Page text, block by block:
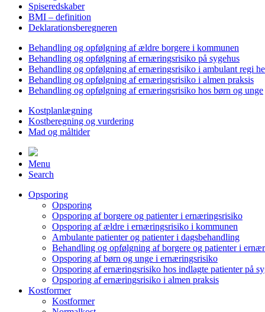
Spiseredskaber
BMI – definition
Deklarationsberegneren
Behandling og opfølgning af ældre borgere i kommunen
Behandling og opfølgning af ernæringsrisiko på sygehus
Behandling og opfølgning af ernæringsrisiko i ambulant regi
Behandling og opfølgning af ernæringsrisiko i almen praksis
Behandling og opfølgning af ernæringsrisiko hos børn og unge
Kostplanlægning
Kostberegning og vurdering
Mad og måltider
Menu
Search
Opsporing
Opsporing
Opsporing af borgere og patienter i ernæringsrisiko
Opsporing af ældre i ernæringsrisiko i kommunen
Ambulante patienter og patienter i dagsbehandling
Behandling og opfølgning af borgere og patienter i
Opsporing af børn og unge i ernæringsrisiko
Opsporing af ernæringsrisiko hos indlagte patienter på
Opsporing af ernæringsrisiko i almen praksis
Kostformer
Kostformer